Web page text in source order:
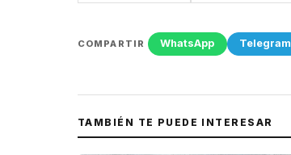
COMPARTIR WhatsApp Telegram
TAMBIÉN TE PUEDE INTERESAR